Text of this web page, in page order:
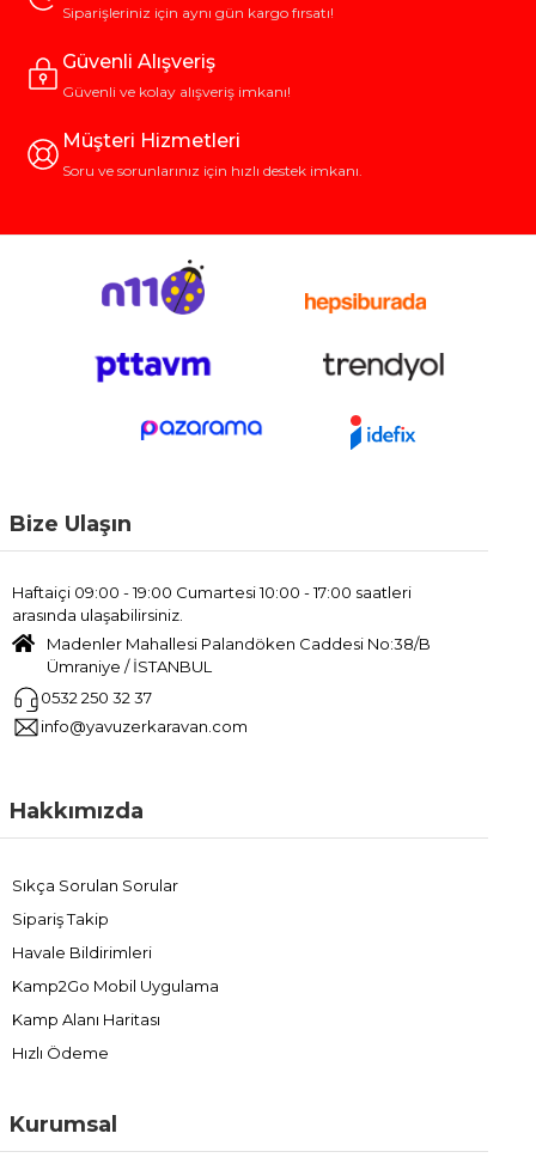
Siparişleriniz için aynı gün kargo fırsatı!
Güvenli Alışveriş
Güvenli ve kolay alışveriş imkanı!
Müşteri Hizmetleri
Soru ve sorunlarınız için hızlı destek imkanı.
Bize Ulaşın
Haftaiçi 09:00 - 19:00 Cumartesi 10:00 - 17:00 saatleri
arasında ulaşabilirsiniz.
Madenler Mahallesi Palandöken Caddesi No:38/B
Ümraniye / İSTANBUL
0532 250 32 37
info@yavuzerkaravan.com
Hakkımızda
Sıkça Sorulan Sorular
Sipariş Takip
Havale Bildirimleri
Kamp2Go Mobil Uygulama
Kamp Alanı Haritası
Hızlı Ödeme
Kurumsal